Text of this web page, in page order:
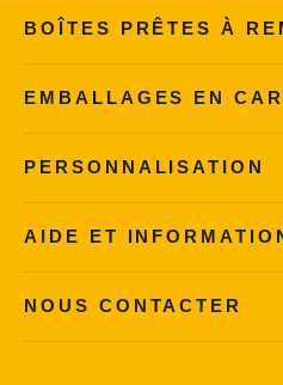
BOÎTES PRÊTES À
EMBALLAGES EN
PERSONNALISATION
AIDE ET
NOUS CONTACTER